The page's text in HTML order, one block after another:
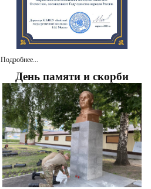
Подробнее...
День памяти и скорби